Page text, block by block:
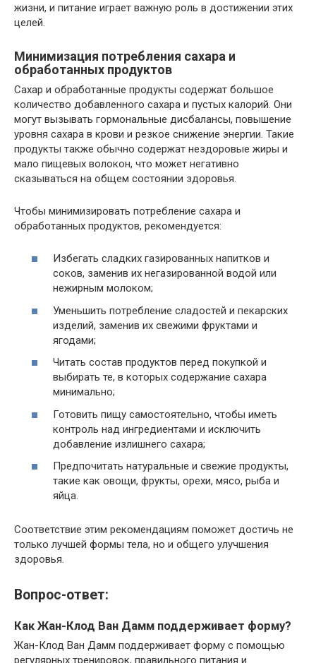
жизни, и питание играет важную роль в достижении этих
целей.
Минимизация потребления сахара и
обработанных продуктов
Сахар и обработанные продукты содержат большое
количество добавленного сахара и пустых калорий. Они
могут вызывать гормональные дисбалансы, повышение
уровня сахара в крови и резкое снижение энергии. Такие
продукты также обычно содержат нездоровые жиры и
мало пищевых волокон, что может негативно
сказываться на общем состоянии здоровья.
Чтобы минимизировать потребление сахара и
обработанных продуктов, рекомендуется:
Избегать сладких газированных напитков и
соков, заменив их негазированной водой или
нежирным молоком;
Уменьшить потребление сладостей и пекарских
изделий, заменив их свежими фруктами и
ягодами;
Читать состав продуктов перед покупкой и
выбирать те, в которых содержание сахара
минимально;
Готовить пищу самостоятельно, чтобы иметь
контроль над ингредиентами и исключить
добавление излишнего сахара;
Предпочитать натуральные и свежие продукты,
такие как овощи, фрукты, орехи, мясо, рыба и
яйца.
Соответствие этим рекомендациям поможет достичь не
только лучшей формы тела, но и общего улучшения
здоровья.
Вопрос-ответ:
Как Жан-Клод Ван Дамм поддерживает форму?
Жан-Клод Ван Дамм поддерживает форму с помощью
регулярных тренировок, правильного питания и